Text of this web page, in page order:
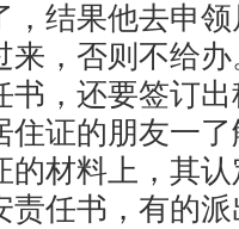
，结果他去申
来，否则不给
书，还要签订
住证的朋友一
的材料上，其
责任书，有的